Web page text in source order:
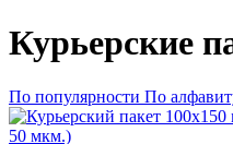
Курьерские
По популярности По